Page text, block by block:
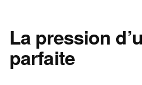
La pression
parfaite